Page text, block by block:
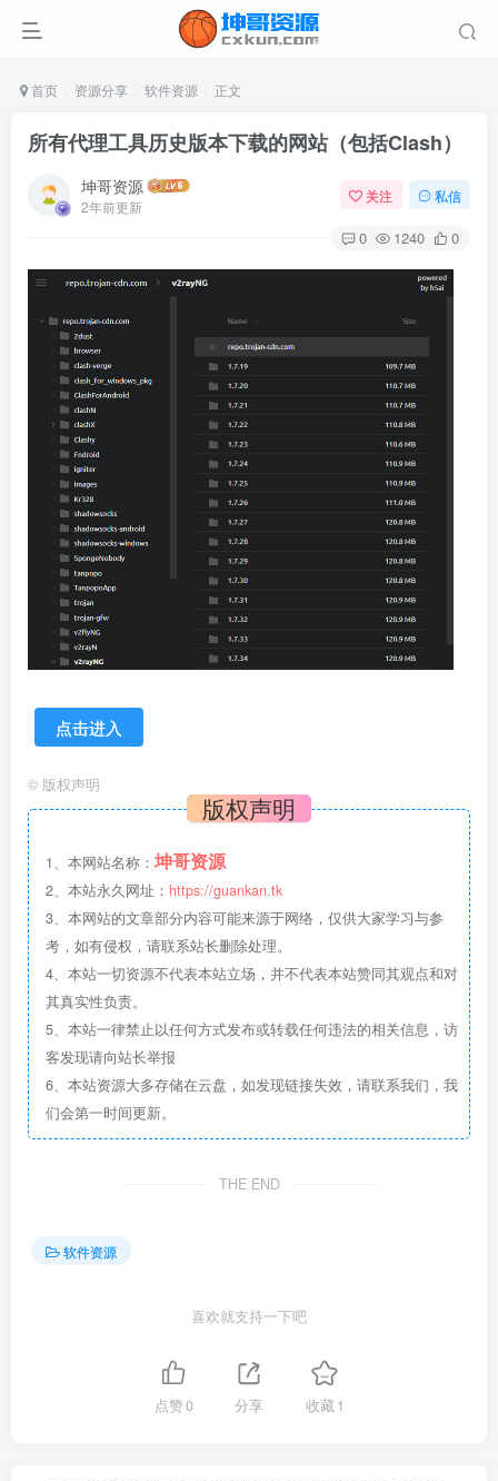
首页 资源分享 软件资源 正文
所有代理工具历史版本下载的网站（包括Clash）
坤哥资源
2年前更新
关注 私信
0 1240 0
点击进入
© 版权声明
版权声明
1、本网站名称： 坤哥资源
2、本站永久网址： https://guankan.tk
3、本网站的文章部分内容可能来源于网络，仅供大家学习与参
考，如有侵权，请联系站长删除处理。
4、本站一切资源不代表本站立场，并不代表本站赞同其观点和对
其真实性负责。
5、本站一律禁止以任何方式发布或转载任何违法的相关信息，访
客发现请向站长举报
6、本站资源大多存储在云盘，如发现链接失效，请联系我们，我
们会第一时间更新。
THE END
软件资源
喜欢就支持一下吧
点赞0 分享 收藏 1